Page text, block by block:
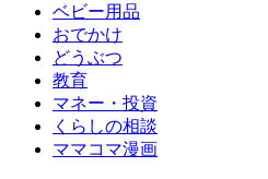
ベビー用品
おでかけ
どうぶつ
教育
マネー・投資
くらしの相談
ママコマ漫画